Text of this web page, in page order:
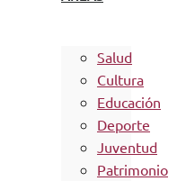
Salud
Cultura
Educación
Deporte
Juventud
Patrimonio